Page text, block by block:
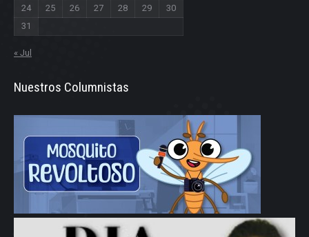
24
25 26 27 28 29
30
31
« Jul
Nuestros Columnistas